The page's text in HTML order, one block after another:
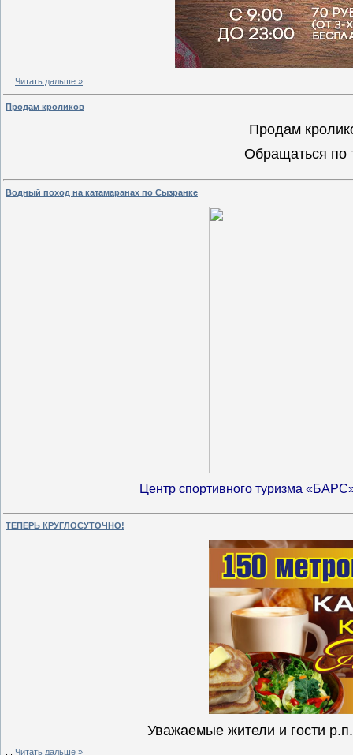
Читать дальше »
Продам кроликов
Продам
Обращаться по
Водный поход на катамаранах по Сызранке
Центр спортивного туризма
ТЕПЕРЬ КРУГЛОСУТОЧНО!
Уважаемые жители и гости
Читать дальше »